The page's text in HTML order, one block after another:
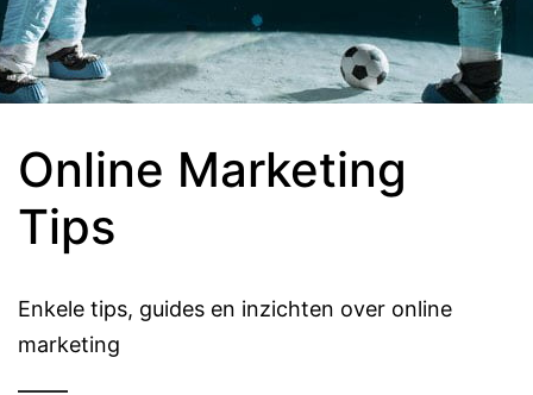
Online Marketing
Tips
Enkele tips, guides en inzichten over online
marketing